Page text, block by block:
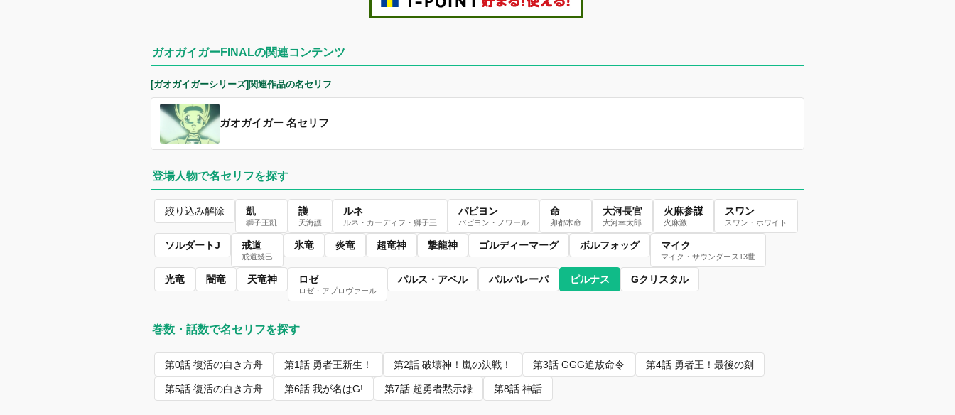
ガオガイガーFINALの関連コンテンツ
[ガオガイガーシリーズ]関連作品の名セリフ
ガオガイガー 名セリフ
登場人物で名セリフを探す
絞り込み解除 凱
獅子王凱
護
天海護
ルネ
ルネ・カーディフ・獅子王
パピヨン
パピヨン・ノワール
命
卯都木命
大河長官
大河幸太郎
火麻参謀
火麻激
スワン
スワン・ホワイト
ソルダートJ 戒道
戒道幾巳
氷竜 炎竜 超竜神 撃龍神 ゴルディーマーグ ボルフォッグ マイク
マイク・サウンダース13世
光竜 闇竜 天竜神 ロゼ
ロゼ・アプロヴァール
パルス・アベル パルパレーパ ピルナス Gクリスタル
巻数・話数で名セリフを探す
第0話 復活の白き方舟 第1話 勇者王新生！ 第2話 破壊神！嵐の決戦！ 第3話 GGG追放命令 第4話 勇者王！最後の刻
第5話 復活の白き方舟 第6話 我が名はG! 第7話 超勇者黙示録 第8話 神話